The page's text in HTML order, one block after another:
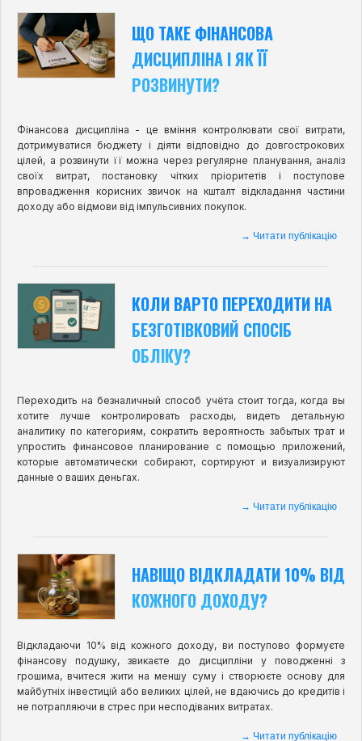
ЩО ТАКЕ ФІНАНСОВА
ДИСЦИПЛІНА І ЯК ЇЇ
РОЗВИНУТИ?
Фінансова дисципліна - це вміння контролювати свої витрати,
дотримуватися бюджету і діяти відповідно до довгострокових
цілей, а розвинути її можна через регулярне планування, аналіз
своїх витрат, постановку чітких пріоритетів і поступове
впровадження корисних звичок на кшталт відкладання частини
доходу або відмови від імпульсивних покупок.
→ Читати публікацію
КОЛИ ВАРТО ПЕРЕХОДИТИ НА
БЕЗГОТІВКОВИЙ СПОСІБ
ОБЛІКУ?
Переходить на безналичный способ учёта стоит тогда, когда вы
хотите лучше контролировать расходы, видеть детальную
аналитику по категориям, сократить вероятность забытых трат и
упростить финансовое планирование с помощью приложений,
которые автоматически собирают, сортируют и визуализируют
данные о ваших деньгах.
→ Читати публікацію
НАВІЩО ВІДКЛАДАТИ 10% ВІД
КОЖНОГО ДОХОДУ?
Відкладаючи 10% від кожного доходу, ви поступово формуєте
фінансову подушку, звикаєте до дисципліни у поводженні з
грошима, вчитеся жити на меншу суму і створюєте основу для
майбутніх інвестицій або великих цілей, не вдаючись до кредитів і
не потрапляючи в стрес при несподіваних витратах.
→ Читати публікацію